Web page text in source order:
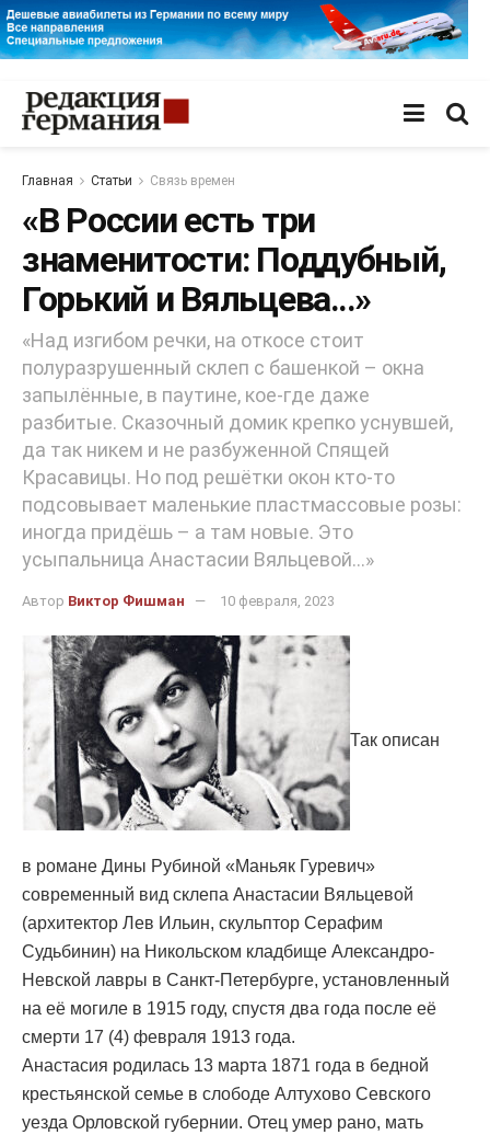
Главная Статьи Связь времен
«В России есть три
знаменитости: Поддубный,
Горький и Вяльцева…»
«Над изгибом речки, на откосе стоит
полуразрушенный склеп с башенкой – окна
запылённые, в паутине, кое-где даже
разбитые. Сказочный домик крепко уснувшей,
да так никем и не разбужeнной Спящей
Красавицы. Но под решётки окон кто-то
подсовывает маленькие пластмассовые розы:
иногда придёшь – а там новые. Это
усыпальница Анастасии Вяльцевой…»
Автор Виктор Фишман 10 февраля, 2023
Так описан
в романе Дины Рубиной «Маньяк Гуревич»
современный вид склепа Анастасии Вяльцевой
(архитектор Лев Ильин, скульптор Серафим
Судьбинин) на Никольском кладбище Александро-
Невской лавры в Санкт-Петербурге, установленный
на её могиле в 1915 году, спустя два года после её
смерти 17 (4) февраля 1913 года.
Анастасия родилась 13 марта 1871 года в бедной
крестьянской семье в слободе Алтухово Севского
уезда Орловской губернии. Отец умер рано, мать